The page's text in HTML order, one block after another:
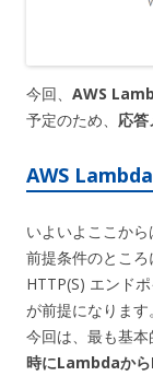
今回、 AWS
予定のため、 応
AWS
いよいよここから
前提条件のとこ
HTTP(S) エンド
が前提になります。
今回は、最も基本
時にLambdaから